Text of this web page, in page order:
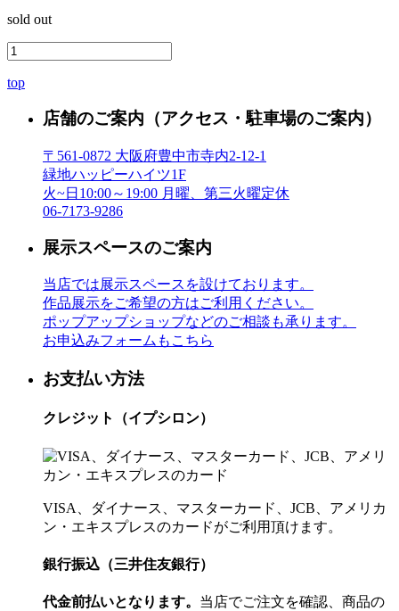
sold out
top
店舗のご案内 （アクセス・駐車場のご案内）
〒561-0872 大阪府豊中市寺内2-12-1
緑地ハッピーハイツ1F
火~日10:00～19:00 月曜、第三火曜定休
06-7173-9286
展示スペースのご案内
当店では展示スペースを設けております。
作品展示をご希望の方はご利用ください。
ポップアップショップなどのご相談も承ります。
お申込みフォームもこちら
お支払い方法
クレジット（イプシロン）
VISA、ダイナース、マスターカード、JCB、アメリカ
ン・エキスプレスのカードがご利用頂けます。
銀行振込（三井住友銀行）
代金前払いとなります。 当店でご注文を確認、商品の